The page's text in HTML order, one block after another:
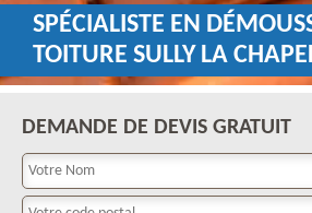
SPÉCIALISTE EN
TOITURE SULLY LA
DEMANDE DE DEVIS GRATUIT